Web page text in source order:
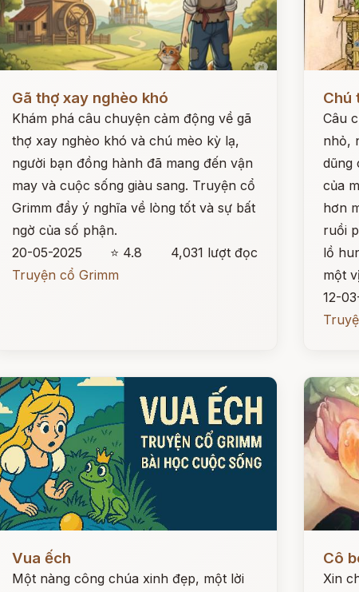
Gã thợ xay nghèo khó
Khám phá câu chuyện cảm động về gã
thợ xay nghèo khó và chú mèo kỳ lạ,
người bạn đồng hành đã mang đến vận
may và cuộc sống giàu sang. Truyện cổ
Grimm đầy ý nghĩa về lòng tốt và sự bất
ngờ của số phận.
20-05-2025
⭐ 4.8
4,031 lượt đọc
Truyện cổ Grimm
Chú
Câu
nhỏ,
dũng
của
hơn
ruồi
lồ
một
12-
Đọc ngay
Vua ếch
Một nàng công chúa xinh đẹp, một lời
Cô
Xin